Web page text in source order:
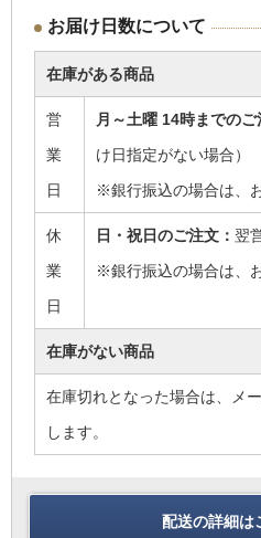
お届け日数について
在庫がある商品
営
業
日
月～土曜 14時までのご
け日指定がない場合）
※銀行振込の場合は、
休
業
日
日・祝日のご注文： 翌
※銀行振込の場合は、
在庫がない商品
在庫切れとなった場合は、メ
します。
配送の詳細は